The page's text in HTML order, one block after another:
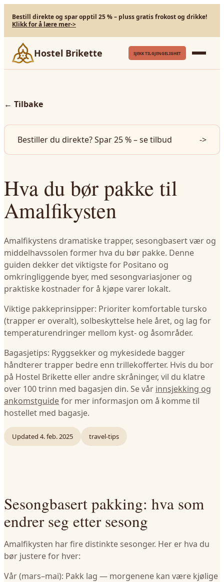
Bestill direkte og spar opptil 25 % – pluss gratis frokost og drikke!
Klikk for å lære mer->
Hostel Brikette SJEKK TILGJENGELIGHET
← Tilbake
Bestiller du direkte? Spar 25 % – se tilbud ->
Hva du bør pakke til
Amalfikysten
Amalfikystens dramatiske trapper, sesongbasert vær og
middelhavssolen former hva du bør pakke. Denne
guiden dekker det viktigste for Positano og
omkringliggende byer, med sesongvariasjoner og
praktiske kostnader for å kjøpe varer lokalt.
Viktige pakkeprinsipper: Prioriter komfortable tursko
(trapper er overalt), solbeskyttelse hele året, og lag for
temperaturendringer mellom kyst- og åsområder.
Bagasjetips: Ryggsekker og mykesidede bagger
håndterer trapper bedre enn trillekofferter. Hvis du bor
på Hostel Brikette eller andre skråninger, vil du klatre
over 100 trinn med bagasjen din. Se vår innsjekking og
ankomstguidefor mer informasjon om å komme til
hostellet med bagasje.
Updated 4. feb. 2025 travel-tips
Sesongbasert pakking: hva som
endrer seg etter sesong
Amalfikysten har fire distinkte sesonger. Her er hva du
bør justere for hver:
Vår (mars–mai): Pakk lag — morgenene kan være kjølige